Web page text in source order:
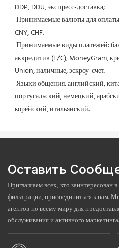
DDP, DDU, экспресс-доставка;
CNY, CHF;
аккредитив (L/C), MoneyGram,
Union, наличные, эскроу-счет;
португальский, немецкий,
корейский, итальянский.
Оставить
Приглашаем всех, кто заинтересован
фильтрации, присоединиться к нам.
агентов по всему миру для
обслуживания и активного маркетинга.